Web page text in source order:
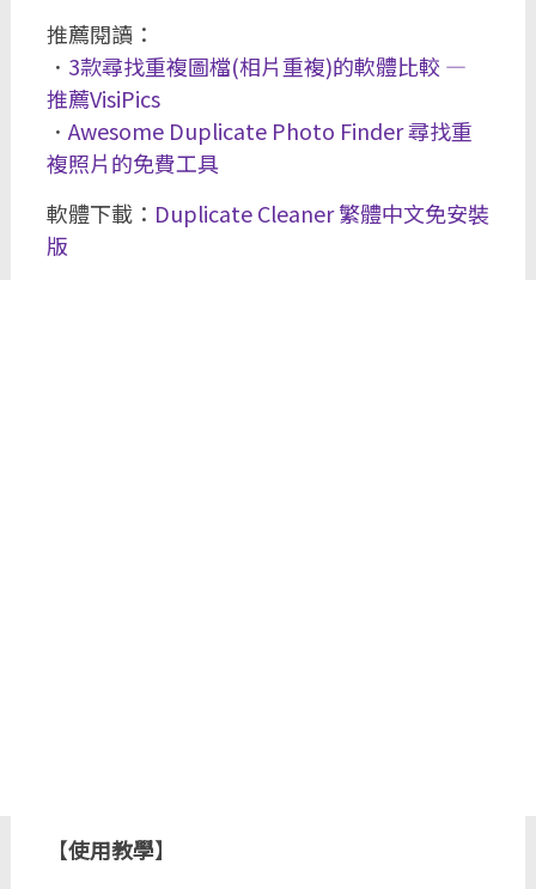
推薦閱讀：
． 3款尋找重複圖檔(相片重複)的軟體比較 —
推薦VisiPics
． Awesome Duplicate Photo Finder 尋找重
複照片的免費工具
軟體下載： Duplicate Cleaner 繁體中文免安裝
版
【使用教學】